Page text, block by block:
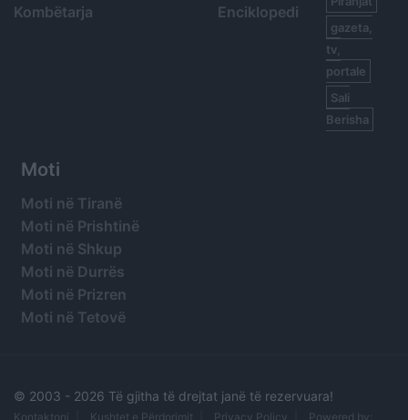
Kombëtarja
Enciklopedi
gazeta,
tv,
portale
Sali
Berisha
Moti
Moti në Tiranë
Moti në Prishtinë
Moti në Shkup
Moti në Durrës
Moti në Prizren
Moti në Tetovë
© 2003 - 2026 Të gjitha të drejtat janë të rezervuara!
Kontaktoni Kushtet e Përdorimit Privacy Policy Powered by: